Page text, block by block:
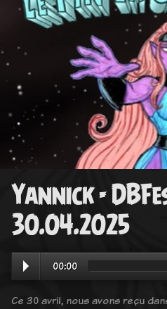
Yannick -
30.04.2025
00:00
Ce 30 avril, nous avons reçu